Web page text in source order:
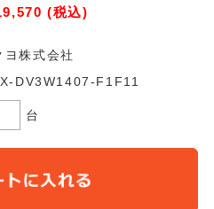
(税込)
ヨ株式会社
DV3W1407-F1F11
台